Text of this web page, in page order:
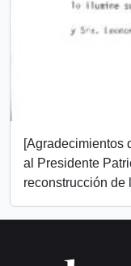
[Agradecimientos
al Presidente
reconstrucción de